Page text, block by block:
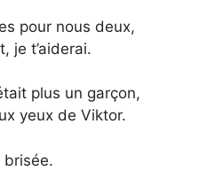
pour nous deux,
je t’aiderai.
plus un garçon,
yeux de Viktor.